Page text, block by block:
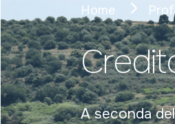
Home
A seconda